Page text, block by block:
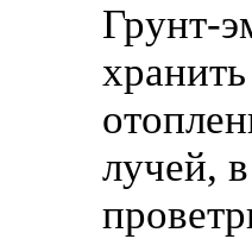
Грунт-
лучей,